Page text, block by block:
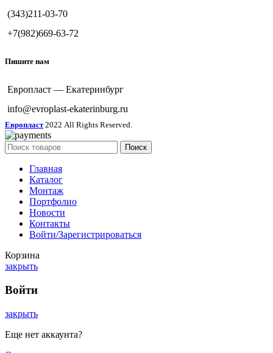
(343)211-03-70
+7(982)669-63-72
Пишите нам
Европласт — Екатеринбург
info@evroplast-ekaterinburg.ru
Европласт 2022 All Rights Reserved.
Поиск
Главная
Каталог
Монтаж
Портфолио
Новости
Контакты
Войти/Зарегистрироваться
Корзина
закрыть
Войти
закрыть
Еще нет аккаунта?